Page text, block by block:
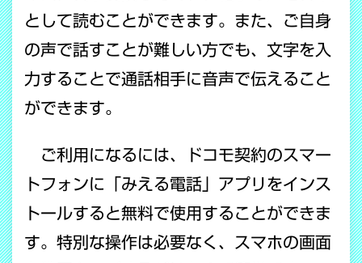
として読むことができます。また、ご自身
の声で話すことが難しい方でも、文字を入
力することで通話相手に音声で伝えること
ができます。
ご利用になるには、ドコモ契約のスマー
トフォンに「みえる電話」アプリをインス
トールすると無料で使用することができま
す。特別な操作は必要なく、スマホの画面